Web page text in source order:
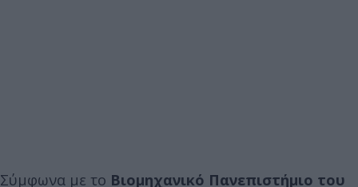
Σύμφωνα με το Βιομηχανικό Πανεπιστήμιο του